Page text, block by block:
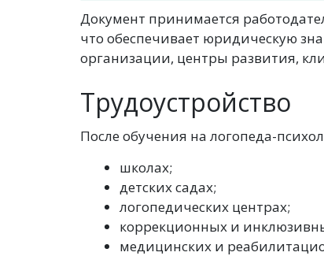
Документ принимается
что обеспечивает юридическую
организации, центры развития,
Трудоустройство
После обучения на логопеда-
школах;
детских садах;
логопедических центрах;
коррекционных и
медицинских и